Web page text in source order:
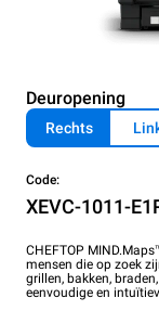
Deuropening
Rechts
Code:
XEVC-1011-
CHEFTOP
mensen die op zoek
grillen, bakken,
eenvoudige en